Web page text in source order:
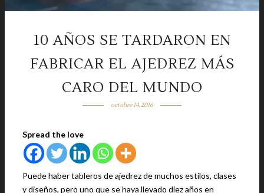
10 AÑOS SE TARDARON EN
FABRICAR EL AJEDREZ MÁS
CARO DEL MUNDO
octubre 14, 2016
Spread the love
Puede haber tableros de ajedrez de muchos estilos, clases
y diseños, pero uno que se haya llevado diez años en